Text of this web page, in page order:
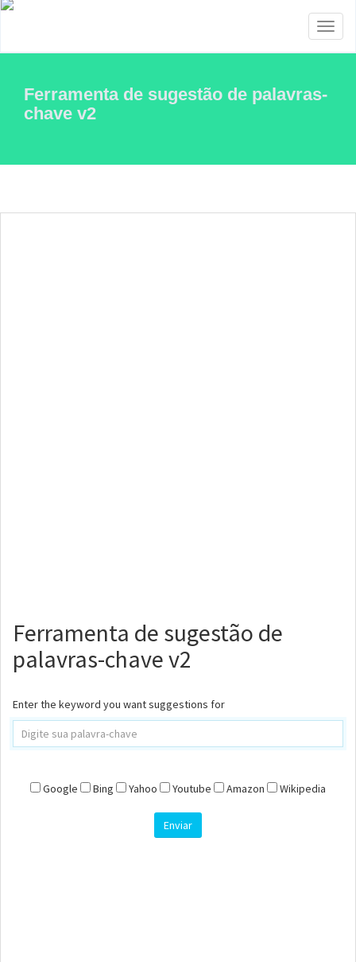
Ferramenta de sugestão de palavras-
chave v2
Ferramenta de sugestão de
palavras-chave v2
Enter the keyword you want suggestions for
Google Bing Yahoo Youtube Amazon Wikipedia